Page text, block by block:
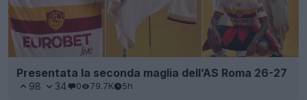
Presentata la seconda maglia dell’AS Roma 26-27
98 34 0 79.7K 5h